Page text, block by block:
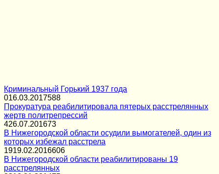
Криминальный Горький 1937 года
016.03.2017588
Прокуратура реабилитировала пятерых расстрелянных
жертв политрепрессий
426.07.201673
В Нижегородской области осудили вымогателей, один из
которых избежал расстрела
1919.02.2016606
В Нижегородской области реабилитированы 19
расстрелянных